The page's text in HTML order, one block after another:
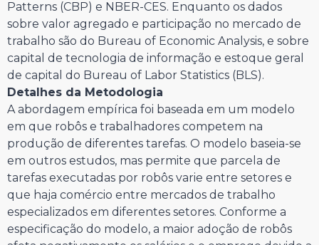
Patterns (CBP) e NBER-CES. Enquanto os dados
sobre valor agregado e participação no mercado de
trabalho são do Bureau of Economic Analysis, e sobre
capital de tecnologia de informação e estoque geral
de capital do Bureau of Labor Statistics (BLS).
Detalhes da Metodologia
A abordagem empírica foi baseada em um modelo
em que robôs e trabalhadores competem na
produção de diferentes tarefas. O modelo baseia-se
em outros estudos, mas permite que parcela de
tarefas executadas por robôs varie entre setores e
que haja comércio entre mercados de trabalho
especializados em diferentes setores. Conforme a
especificação do modelo, a maior adoção de robôs